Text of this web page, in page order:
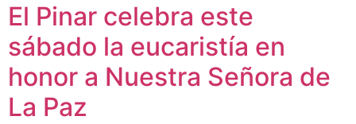
El Pinar celebra este
sábado la eucaristía en
honor a Nuestra Señora de
La Paz